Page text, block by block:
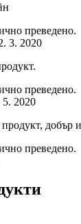
преведено.
3. 2020
преведено.
5. 2020
добър
преведено.